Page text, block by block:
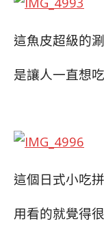
這魚皮超級的
是讓人一直想
這個日式小吃
用看的就覺得